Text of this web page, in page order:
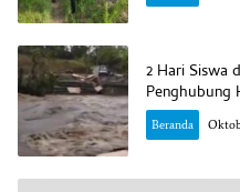
2 Hari Siswa
Penghubung
Beranda